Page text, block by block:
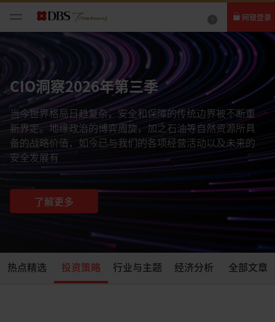
网银登录
个人网银
企业网银IDEAL
CIO洞察2026年第三季
当今世界格局日趋复杂，安全和保障的传统边界被不断重
新界定。地缘政治的博弈周旋，加之石油等自然资源所具
备的战略价值，如今已与我们的各项经营活动以及未来的
安全发展有
了解更多
热点精选 投资策略 行业与主题 经济分析 全部文章